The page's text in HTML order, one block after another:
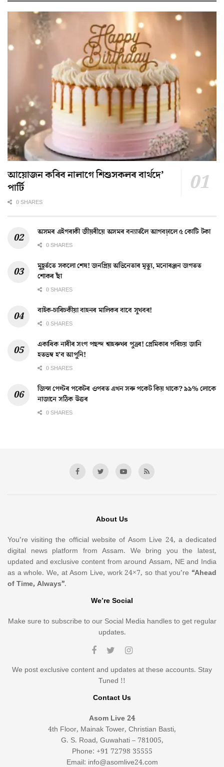
আয়োজন কৰিব নালাগে শিশুসকলৰ বাৰ্থদে’
পাৰ্টি
0 SHARES
অসমৰ এইগৰাকী জীয়ৰীয়ে অসমৰ বন্যাৰ্তলৈ আগবঢ়ালে ৫ কোটি টকা
0 SHARES
মুহূৰ্ততে সকলো শেষ! জনপ্ৰিয় অভিনেতাৰ মৃত্যু, মনোৰঞ্জন জগতত
শোকৰ ছাঁ
0 SHARES
বাইক-চাৰিচকীয়া বাহনৰ মালিকৰ বাবে সুখবৰ!
0 SHARES
একাধিক নাৰীৰ সংগ পছন্দ শ্বাহৰুখৰ পুত্ৰৰ! প্ৰেমিকাৰ পৰিচয় জানি
হতভম্ব হ’ব আপুনি!
0 SHARES
জিন্স পেণ্টৰ পকেটৰ ওপৰত এখন সৰু পকেট কিয় থাকে? ৯৯% লোকে
নাজানে সঠিক উত্তৰ
0 SHARES
About Us
You’re visiting the official website of Asom Live 24, a dedicated
digital news platform from Assam. We bring you the latest,
updated and exclusive content from around Assam, NE and India
as a whole. We, at Asom Live, work 24×7, so that you’re “Ahead
of Time, Always”.
We’re Social
Make sure to subscribe to our Social Media handles to get regular
updates.
We post exclusive content and updates at these accounts. Stay
Tuned !!
Contact Us
Asom Live 24
4th Floor, Mainak Tower, Christian Basti,
G. S. Road, Guwahati – 781005,
Phone: +91 72798 35555
Email: info@asomlive24.com